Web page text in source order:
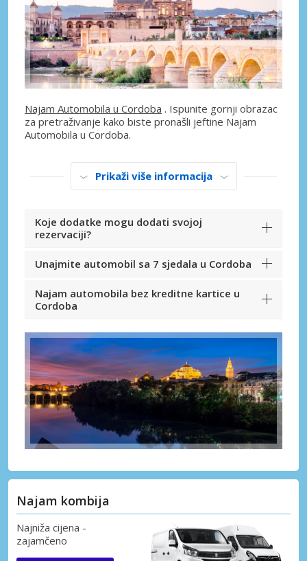
Najam Automobila u Cordoba . Ispunite gornji obrazac
za pretraživanje kako biste pronašli jeftine Najam
Automobila u Cordoba.
Prikaži više informacija
Koje dodatke mogu dodati svojoj
rezervaciji?
Unajmite automobil sa 7 sjedala u Cordoba
Najam automobila bez kreditne kartice u
Cordoba
Najam kombija
Najniža cijena -
zajamčeno